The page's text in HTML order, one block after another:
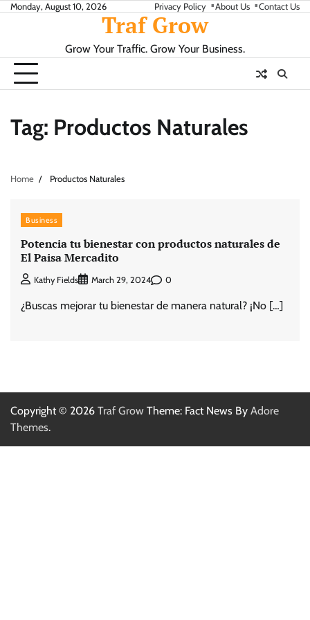
SkipMonday, August 10, 2026 Privacy Policy About Us Contact Us
Traf Grow
Grow Your Traffic. Grow Your Business.
Tag: Productos Naturales
Home Productos Naturales
Business
Potencia tu bienestar con productos naturales de
El Paisa Mercadito
Kathy Fields March 29, 2024 0
¿Buscas mejorar tu bienestar de manera natural? ¡No […]
Copyright © 2026 Traf Grow Theme: Fact News By Adore
Themes.